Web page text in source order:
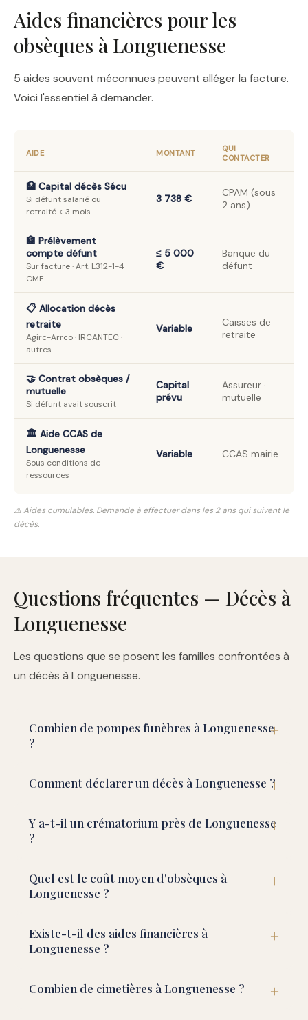
Aides financières pour les
obsèques à Longuenesse
5 aides souvent méconnues peuvent alléger la facture.
Voici l'essentiel à demander.
AIDE MONTANT
QUI
CONTACTER
🏥 Capital décès Sécu
Si défunt salarié ou
retraité < 3 mois
3 738 €
CPAM (sous
2 ans)
🏦 Prélèvement
compte défunt
Sur facture · Art. L312-1-4
CMF
≤ 5 000
€
Banque du
défunt
📋 Allocation décès
retraite
Agirc-Arrco · IRCANTEC ·
autres
Variable
Caisses de
retraite
🤝 Contrat obsèques /
mutuelle
Si défunt avait souscrit
Capital
prévu
Assureur ·
mutuelle
🏛️ Aide CCAS de
Longuenesse
Sous conditions de
ressources
Variable CCAS mairie
⚠️ Aides cumulables. Demande à effectuer dans les 2 ans qui suivent le
décès.
Questions fréquentes — Décès à
Longuenesse
Les questions que se posent les familles confrontées à
un décès à Longuenesse.
Combien de pompes funèbres à Longuenesse
?
Comment déclarer un décès à Longuenesse ?
Y a-t-il un crématorium près de Longuenesse
?
Quel est le coût moyen d'obsèques à
Longuenesse ?
Existe-t-il des aides financières à
Longuenesse ?
Combien de cimetières à Longuenesse ?